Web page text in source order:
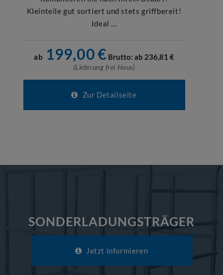
Kleinteile gut sortiert und stets griffbereit!
Ideal ...
ab 199,00€ Brutto: ab 236,81 €
(Lieferung frei Haus)
Zur Detailseite
SONDERLADUNGSTRÄGER
Jetzt informieren